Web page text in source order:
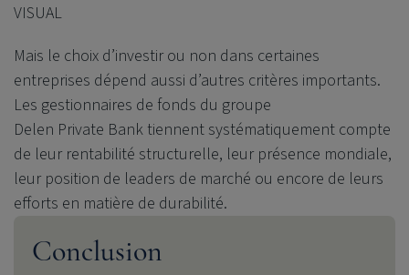
VISUAL
Mais le choix d’investir ou non dans certaines
entreprises dépend aussi d’autres critères importants.
Les gestionnaires de fonds du groupe
Delen Private Bank tiennent systématiquement compte
de leur rentabilité structurelle, leur présence mondiale,
leur position de leaders de marché ou encore de leurs
efforts en matière de durabilité.
Conclusion